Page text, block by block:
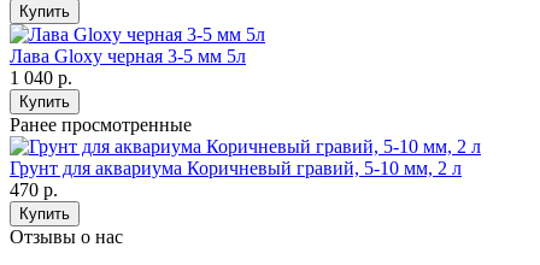
Купить
Лава Gloxy черная 3-5 мм 5л
1 040 р.
Купить
Ранее просмотренные
Грунт для аквариума Коричневый гравий, 5-10 мм, 2 л
470 р.
Купить
Отзывы о нас